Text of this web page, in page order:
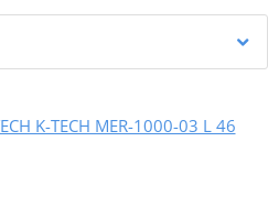
K-TECH MER-1000-03 L 46